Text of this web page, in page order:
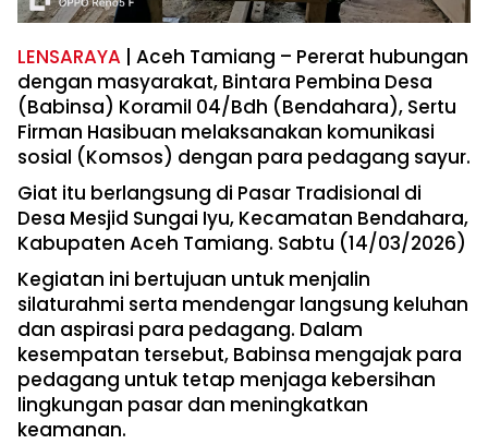
LENSARAYA | Aceh Tamiang – Pererat hubungan
dengan masyarakat, Bintara Pembina Desa
(Babinsa) Koramil 04/Bdh (Bendahara), Sertu
Firman Hasibuan melaksanakan komunikasi
sosial (Komsos) dengan para pedagang sayur.
Giat itu berlangsung di Pasar Tradisional di
Desa Mesjid Sungai Iyu, Kecamatan Bendahara,
Kabupaten Aceh Tamiang. Sabtu (14/03/2026)
Kegiatan ini bertujuan untuk menjalin
silaturahmi serta mendengar langsung keluhan
dan aspirasi para pedagang. Dalam
kesempatan tersebut, Babinsa mengajak para
pedagang untuk tetap menjaga kebersihan
lingkungan pasar dan meningkatkan
keamanan.